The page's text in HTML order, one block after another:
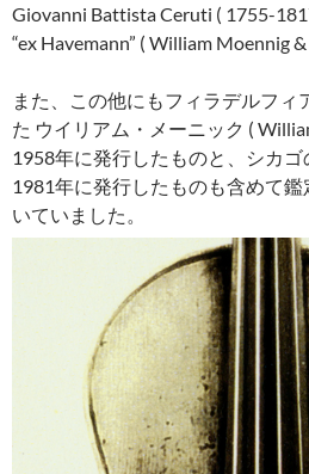
Giovanni Battista Ceruti ( 1755-
“ex Havemann” ( William Moennig
また、この他にもフィラデルフィ
た ウイリアム・ メーニック (
1958年に発行したものと、シカゴ
1981年に発行したものも含めて
いていました。